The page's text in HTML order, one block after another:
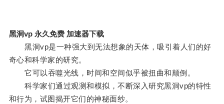
黑洞vp 永久免费 加速器下载
黑洞vp是一种强大到无法想象的天体，吸引着人们的好
奇心和科学家的研究。
它可以吞噬光线，时间和空间似乎被扭曲和颠倒。
科学家们通过观测和模拟，不断深入研究黑洞vp的特性
和行为，试图揭开它们的神秘面纱。